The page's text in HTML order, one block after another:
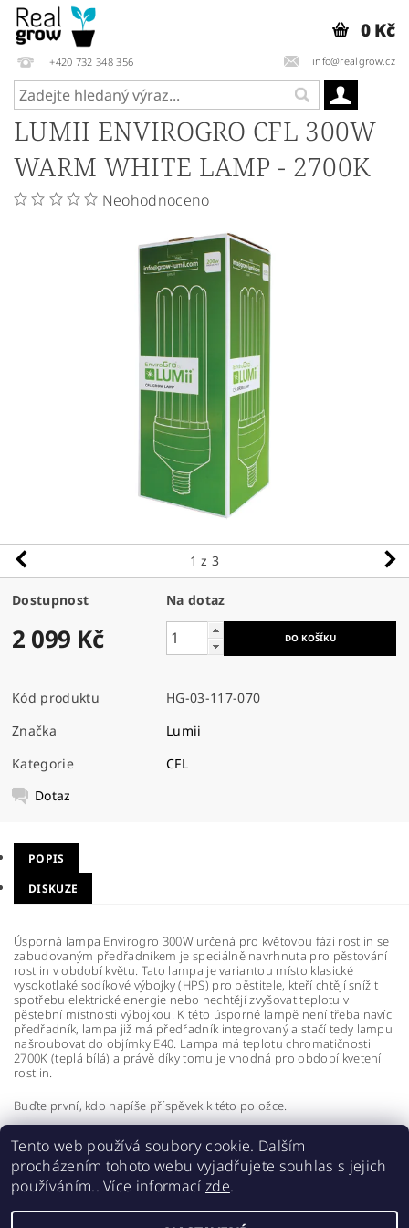
+420 732 348 356 info@realgrow.cz
0 Kč
LUMII ENVIROGRO CFL 300W
WARM WHITE LAMP - 2700K
Neohodnoceno
1 z 3
Dostupnost Na dotaz
2 099 Kč
Kód produktu
HG-03-117-070
Značka
Lumii
Kategorie
CFL
Dotaz
POPIS
DISKUZE
Úsporná lampa Envirogro 300W určená pro květovou fázi rostlin se
zabudovaným předřadníkem je speciálně navrhnuta pro pěstování
rostlin v období květu. Tato lampa je variantou místo klasické
vysokotlaké sodíkové výbojky (HPS) pro pěstitele, kteří chtějí snížit
spotřebu elektrické energie nebo nechtějí zvyšovat teplotu v
pěstební místnosti výbojkou. K této úsporné lampě není třeba navíc
předřadník, lampa již má předřadník integrovaný a stačí tedy lampu
našroubovat do objímky E40. Lampa má teplotu chromatičnosti
2700K (teplá bílá) a právě díky tomu je vhodná pro období kvetení
rostlin.
Buďte první, kdo napíše příspěvek k této položce.
Přidat komentář
Tento web používá soubory cookie. Dalším
procházením tohoto webu vyjadřujete souhlas s jejich
používáním.. Více informací zde.